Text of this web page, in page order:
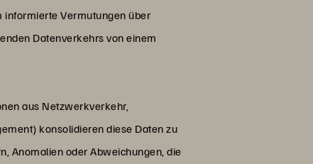
informierte Vermutungen über
Datenverkehrs von einem
aus Netzwerkverkehr,
konsolidieren diese Daten zu
Anomalien oder Abweichungen, die